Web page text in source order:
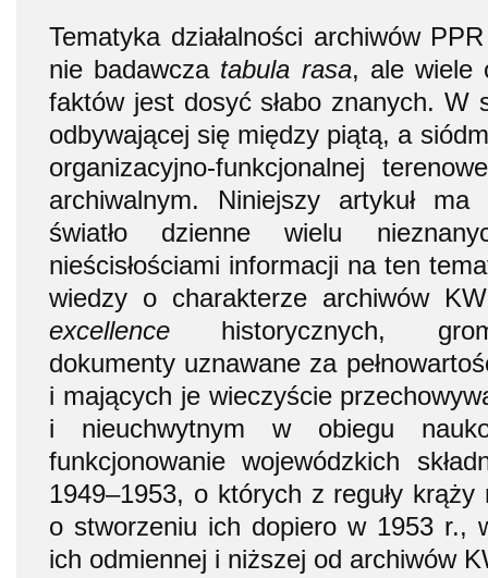
Tematyka działalności archiwów
nie badawcza tabula rasa, ale wiele
faktów jest dosyć słabo znanych. W
odbywającej się między piątą, a
organizacyjno-funkcjonalnej
archiwalnym. Niniejszy artykuł
światło dzienne wielu
nieścisłościami informacji na ten
wiedzy o charakterze archiwów
excellence historycznych,
dokumenty uznawane za
i mających je wieczyście
i nieuchwytnym w obiegu
funkcjonowanie wojewódzkich
1949–1953, o których z reguły
o stworzeniu ich dopiero w 1953 r.,
ich odmiennej i niższej od archiwów